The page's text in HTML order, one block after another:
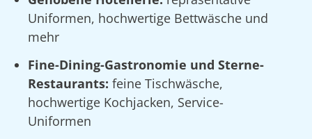
Uniformen, hochwertige Bettwäsche und
mehr
Fine-Dining-Gastronomie und Sterne-
Restaurants: feine Tischwäsche,
hochwertige Kochjacken, Service-
Uniformen